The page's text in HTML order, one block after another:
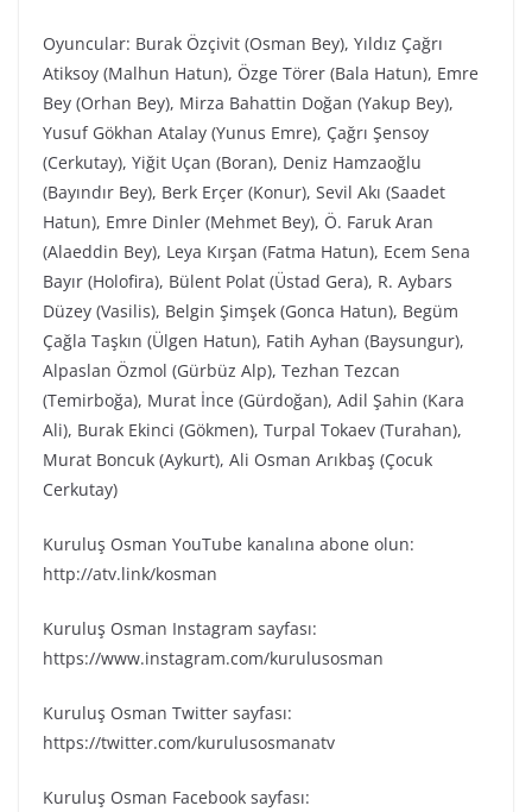
Oyuncular: Burak Özçivit (Osman Bey), Yıldız Çağrı
Atiksoy (Malhun Hatun), Özge Törer (Bala Hatun), Emre
Bey (Orhan Bey), Mirza Bahattin Doğan (Yakup Bey),
Yusuf Gökhan Atalay (Yunus Emre), Çağrı Şensoy
(Cerkutay), Yiğit Uçan (Boran), Deniz Hamzaoğlu
(Bayındır Bey), Berk Erçer (Konur), Sevil Akı (Saadet
Hatun), Emre Dinler (Mehmet Bey), Ö. Faruk Aran
(Alaeddin Bey), Leya Kırşan (Fatma Hatun), Ecem Sena
Bayır (Holofira), Bülent Polat (Üstad Gera), R. Aybars
Düzey (Vasilis), Belgin Şimşek (Gonca Hatun), Begüm
Çağla Taşkın (Ülgen Hatun), Fatih Ayhan (Baysungur),
Alpaslan Özmol (Gürbüz Alp), Tezhan Tezcan
(Temirboğa), Murat İnce (Gürdoğan), Adil Şahin (Kara
Ali), Burak Ekinci (Gökmen), Turpal Tokaev (Turahan),
Murat Boncuk (Aykurt), Ali Osman Arıkbaş (Çocuk
Cerkutay)
Kuruluş Osman YouTube kanalına abone olun:
http://atv.link/kosman
Kuruluş Osman Instagram sayfası:
https://www.instagram.com/kurulusosman
Kuruluş Osman Twitter sayfası:
https://twitter.com/kurulusosmanatv
Kuruluş Osman Facebook sayfası: